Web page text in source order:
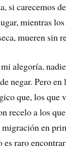
si carecemos
mientras
mueren sin
alegoría,
negar. Pero
que, los que
recelo a los
en
es raro